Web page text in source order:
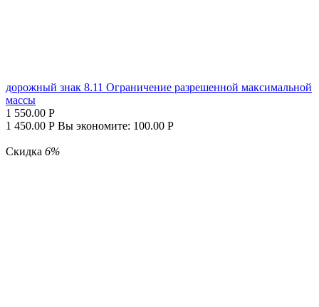
дорожный знак 8.11 Ограничение разрешенной максимальной
массы
1 550.00 Р
1 450.00 Р Вы экономите: 100.00 Р
Скидка 6%